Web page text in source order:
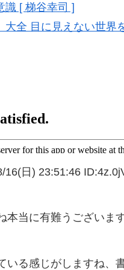
識 [ 梯谷幸司 ]
全 目に見えない世界
16(日) 23:51:46
当に有難うございます
いる感じがしますね